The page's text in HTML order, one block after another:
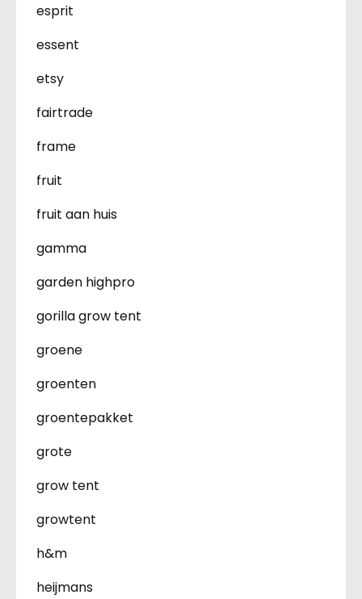
esprit
essent
etsy
fairtrade
frame
fruit
fruit aan huis
gamma
garden highpro
gorilla grow tent
groene
groenten
groentepakket
grote
grow tent
growtent
h&m
heijmans